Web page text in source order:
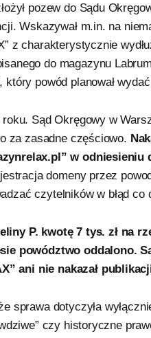
pozew do Sądu
Wskazywał m.in. na
z charakterystycznie
do magazynu
który powód planował
Sąd Okręgowy w
za zasadne częściowo.
w
domeny przez
czytelników w błąd
P. kwotę 7 tys. zł na
powództwo oddalono.
ani nie nakazał
sprawa dotyczyła
czy historyczne